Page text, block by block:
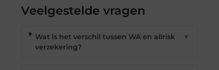
Veelgestelde vragen
Wat is het verschil tussen WA en allrisk
verzekering?
▼